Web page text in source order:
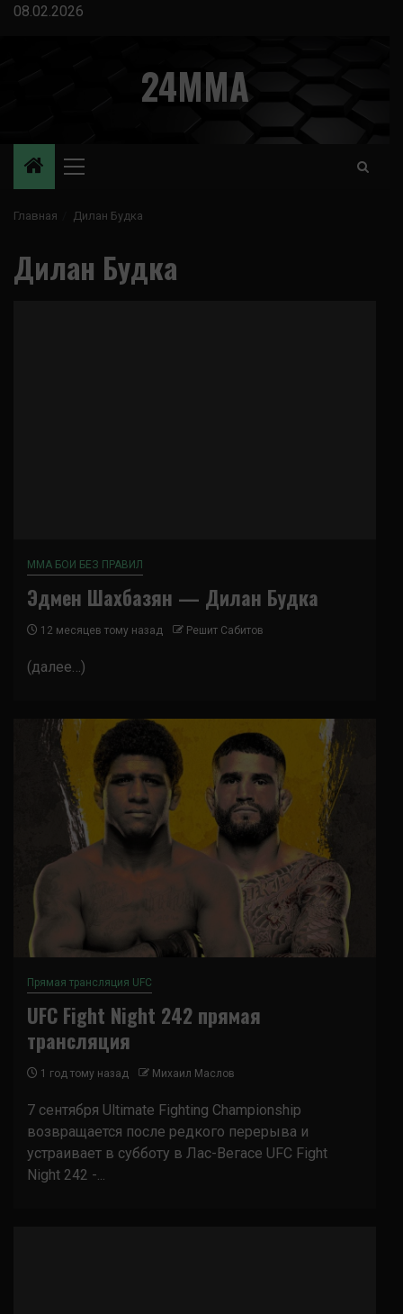
Перейти
08.02.2026
24MMA
Основное
Главная Дилан Будка
Дилан Будка
ММА БОИ БЕЗ ПРАВИЛ
Эдмен Шахбазян — Дилан Будка
12 месяцев тому назад Решит Сабитов
(далее…)
Прямая трансляция UFC
UFC Fight Night 242 прямая
трансляция
1 год тому назад Михаил Маслов
7 сентября Ultimate Fighting Championship
возвращается после редкого перерыва и
устраивает в субботу в Лас-Вегасе UFC Fight
Night 242 -...